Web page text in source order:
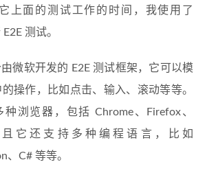
上面的测试工作的时间，我使用了
测试。
微软开发的 E2E 测试框架，它可以模
操作，比如点击、输入、滚动等等。
种浏览器，包括 Chrome、Firefox、
且它还支持多种编程语言，比如
、C# 等等。